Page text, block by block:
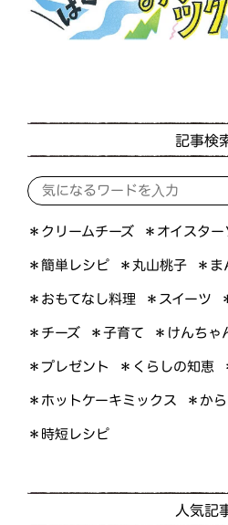
記事検
＊クリームチーズ ＊オイスター
＊簡単レシピ ＊丸山桃子 ＊ま
＊おもてなし料理 ＊スイーツ
＊チーズ ＊子育て ＊けんちゃ
＊プレゼント ＊くらしの知恵
＊ホットケーキミックス ＊か
＊時短レシピ
人気記